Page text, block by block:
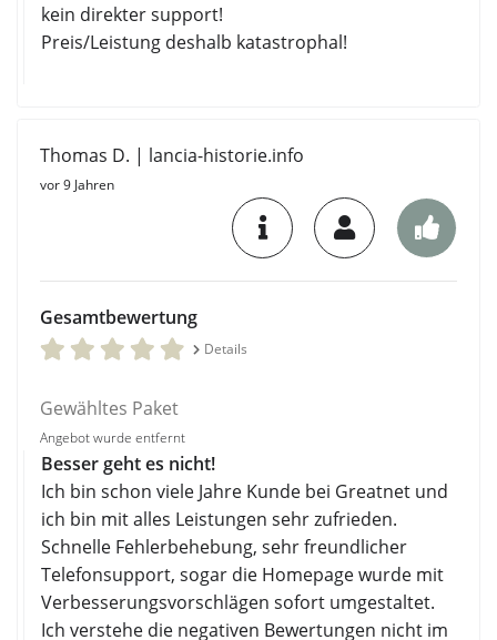
kein direkter support!
Preis/Leistung deshalb katastrophal!
Thomas D. | lancia-historie.info
vor 9 Jahren
Gesamtbewertung
Details
Gewähltes Paket
Angebot wurde entfernt
Besser geht es nicht!
Ich bin schon viele Jahre Kunde bei Greatnet und
ich bin mit alles Leistungen sehr zufrieden.
Schnelle Fehlerbehebung, sehr freundlicher
Telefonsupport, sogar die Homepage wurde mit
Verbesserungsvorschlägen sofort umgestaltet.
Ich verstehe die negativen Bewertungen nicht im